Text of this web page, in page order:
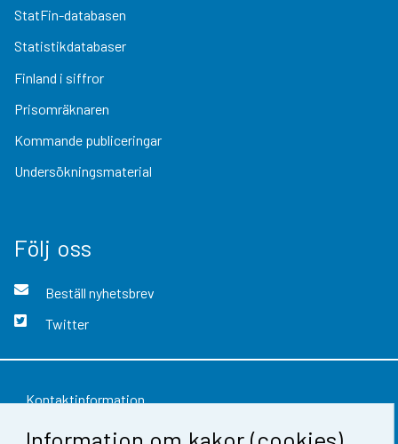
StatFin-databasen
Statistikdatabaser
Finland i siffror
Prisomräknaren
Kommande publiceringar
Undersökningsmaterial
Följ oss
Beställ nyhetsbrev
Twitter
Kontaktinformation
Respons